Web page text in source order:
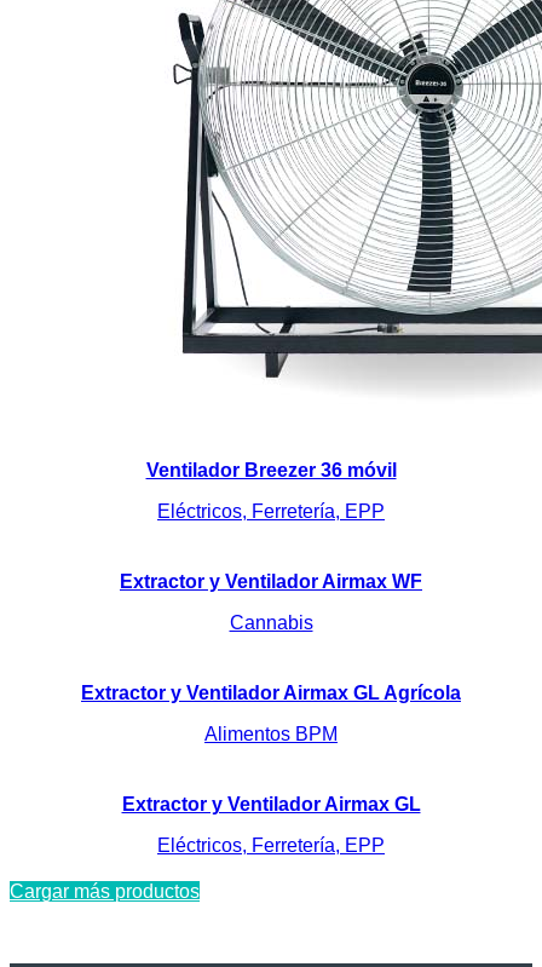
Ventilador Breezer 36 móvil
Eléctricos, Ferretería, EPP
Extractor y Ventilador Airmax WF
Cannabis
Extractor y Ventilador Airmax GL Agrícola
Alimentos BPM
Extractor y Ventilador Airmax GL
Eléctricos, Ferretería, EPP
Cargar más productos